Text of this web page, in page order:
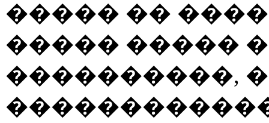
����� ��
����� �����
����������,